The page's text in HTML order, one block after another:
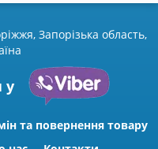
Запорізька область,
у
та повернення товару